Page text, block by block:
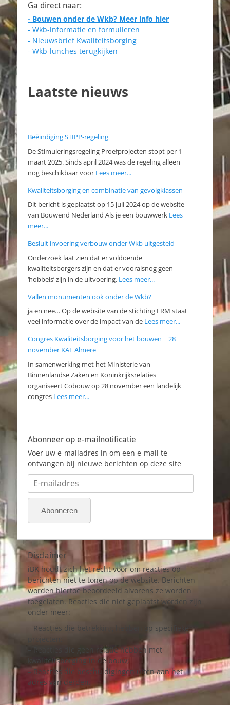
Ga direct naar:
- Bouwen onder de Wkb? Meer info hier
- Wkb-informatie en formulieren
- Nieuwsbrief Kwaliteitsborging
- Wkb-lunches terugkijken
Laatste nieuws
Beëindiging STIPP-regeling
De Stimuleringsregeling Proefprojecten stopt per 1
maart 2025. Sinds april 2024 was de regeling alleen
nog beschikbaar voor Lees meer...
Kwaliteitsborging en combinatie van gevolgklassen
Dit bericht is geplaatst op 15 juli 2024 op de website
van Bouwend Nederland Als je een bouwwerk Lees
meer...
Besluit invoering verbouw onder Wkb uitgesteld
Onderzoek laat zien dat er voldoende
kwaliteitsborgers zijn en dat er vooralsnog geen
‘hobbels’ zijn in de uitvoering. Lees meer...
Vallen monumenten ook onder de Wkb?
ja en nee… Op de website van de stichting ERM staat
veel informatie over de impact van de Lees meer...
Congres Kwaliteitsborging voor het bouwen | 28
november KAF Almere
In samenwerking met het Ministerie van
Binnenlandse Zaken en Koninkrijksrelaties
organiseert Cobouw op 28 november een landelijk
congres Lees meer...
Abonneer op e-mailnotificatie
Voer uw e-mailadres in om een e-mail te
ontvangen bij nieuwe berichten op deze site
mailadres
Abonneren
Disclaimer
iBK houdt zich het recht voor om reacties op
berichten niet te tonen op de website. Berichten
worden hiertoe beoordeeld alvorens ze worden
toegelaten. Reacties die niet geplaatst worden zijn
onder meer:
– Reacties die betrekking hebben op specifieke
projecten;
– Reacties die geen relatie hebben met
kwaliteitsborging in de bouw;
– Reacties die beschuldigingen uiten aan het
adres van derden.